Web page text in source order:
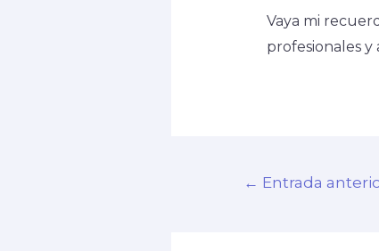
Vaya mi
profesionales
← Entrada